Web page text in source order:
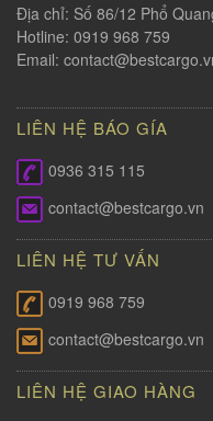
Địa chỉ: Số 86/12 Phổ
Hotline: 0919 968 759
Email:
LIÊN HỆ BÁO GÍA
0936 315 115
contact@bestcargo.vn
LIÊN HỆ TƯ VẤN
0919 968 759
contact@bestcargo.vn
LIÊN HỆ GIAO HÀNG